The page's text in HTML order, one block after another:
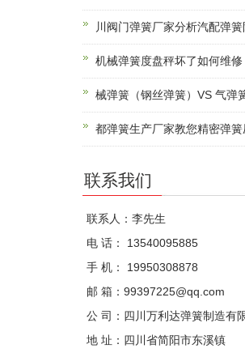
川阀门弹簧厂家分析汽配弹簧
机械弹簧度盘秤坏了如何维修
械弹簧（钢丝弹簧）VS 气弹
都弹簧生产厂家教您精密弹簧
联系我们
联系人：李先生
电 话： 13540095885
手 机： 19950308878
邮 箱：99397225@qq.com
公 司：四川万利达弹簧制造有
地 址：四川省简阳市东溪镇